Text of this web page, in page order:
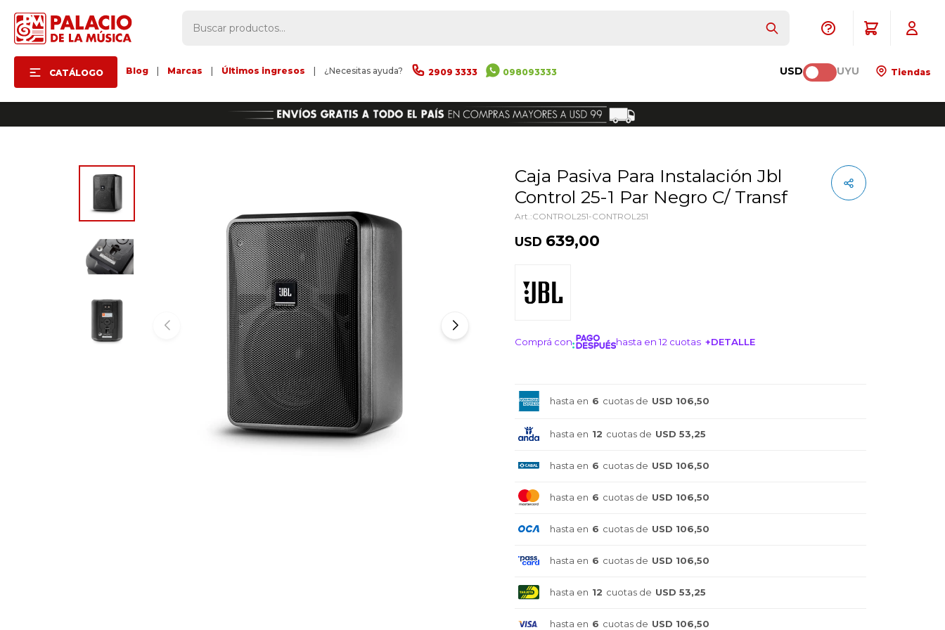
CATÁLOGO Blog Marcas Últimos ingresos ¿Necesitas ayuda? 2909 3333 098093333 USD UYU Tiendas
Caja Pasiva Para Instalación Jbl
Control 25-1 Par Negro C/ Transf
CONTROL251-CONTROL251
USD 639,00
Comprá con hasta en 12 cuotas +DETALLE
hasta en 6 cuotas de USD 106,50
hasta en 12 cuotas de USD 53,25
hasta en 6 cuotas de USD 106,50
hasta en 6 cuotas de USD 106,50
hasta en 6 cuotas de USD 106,50
hasta en 6 cuotas de USD 106,50
hasta en 12 cuotas de USD 53,25
hasta en 6 cuotas de USD 106,50